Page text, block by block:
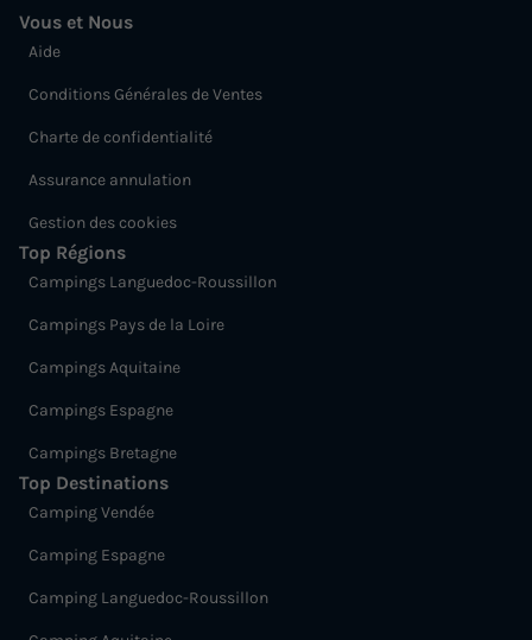
Vous et Nous
Aide
Conditions Générales de Ventes
Charte de confidentialité
Assurance annulation
Gestion des cookies
Top Régions
Campings Languedoc-Roussillon
Campings Pays de la Loire
Campings Aquitaine
Campings Espagne
Campings Bretagne
Top Destinations
Camping Vendée
Camping Espagne
Camping Languedoc-Roussillon